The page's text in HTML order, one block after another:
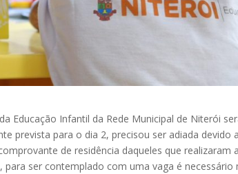
Educação Infantil da Rede Municipal de Niterói
prevista para o dia 2, precisou ser adiada devido
de residência daqueles que realizaram
ser contemplado com uma vaga é